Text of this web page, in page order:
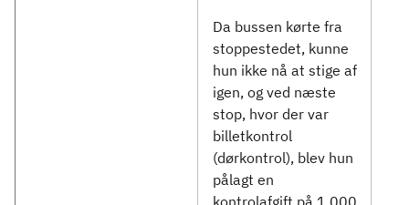
Da bussen kørte fra
stoppestedet, kunne
hun ikke nå at stige af
igen, og ved næste
stop, hvor der var
billetkontrol
(dørkontrol), blev hun
pålagt en
kontrolafgift på 1.000